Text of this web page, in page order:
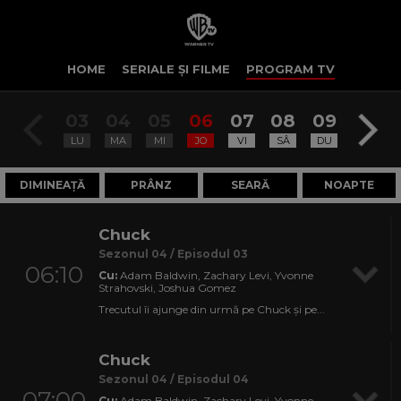
HOME SERIALE ȘI FILME PROGRAM TV
03
LU MA
05
MI
06
JO
07
VI
08
SÂ
09
DU
DIMINEAȚĂ PRÂNZ SEARĂ NOAPTE
06:10
Chuck
Sezonul 04 / Episodul 03
Cu: Adam Baldwin, Zachary Levi, Yvonne
Strahovski, Joshua Gomez
Trecutul îi ajunge din urmă pe Chuck și pe...
Chuck
Sezonul 04 / Episodul 04